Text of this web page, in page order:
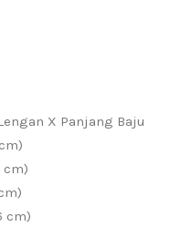
X Panjang Baju
cm)
cm)